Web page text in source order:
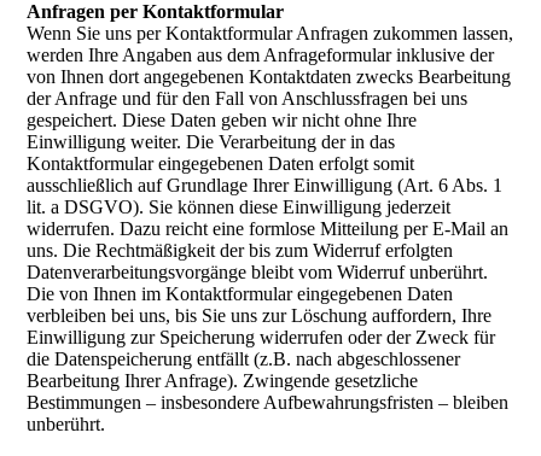
Anfragen per Kontaktformular
Wenn Sie uns per Kontaktformular Anfragen zukommen lassen,
werden Ihre Angaben aus dem Anfrageformular inklusive der
von Ihnen dort angegebenen Kontaktdaten zwecks Bearbeitung
der Anfrage und für den Fall von Anschlussfragen bei uns
gespeichert. Diese Daten geben wir nicht ohne Ihre
Einwilligung weiter. Die Verarbeitung der in das
Kontaktformular eingegebenen Daten erfolgt somit
ausschließlich auf Grundlage Ihrer Einwilligung (Art. 6 Abs. 1
lit. a DSGVO). Sie können diese Einwilligung jederzeit
widerrufen. Dazu reicht eine formlose Mitteilung per E-Mail an
uns. Die Rechtmäßigkeit der bis zum Widerruf erfolgten
Datenverarbeitungsvorgänge bleibt vom Widerruf unberührt.
Die von Ihnen im Kontaktformular eingegebenen Daten
verbleiben bei uns, bis Sie uns zur Löschung auffordern, Ihre
Einwilligung zur Speicherung widerrufen oder der Zweck für
die Datenspeicherung entfällt (z.B. nach abgeschlossener
Bearbeitung Ihrer Anfrage). Zwingende gesetzliche
Bestimmungen – insbesondere Aufbewahrungsfristen – bleiben
unberührt.